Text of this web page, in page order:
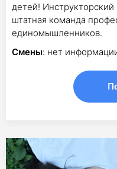
детей! Инструкторский
штатная команда
единомышленников.
Смены: нет